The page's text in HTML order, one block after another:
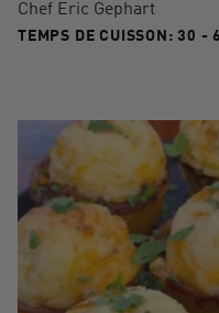
Chef Eric Gephart
TEMPS DE CUISSON:30 -